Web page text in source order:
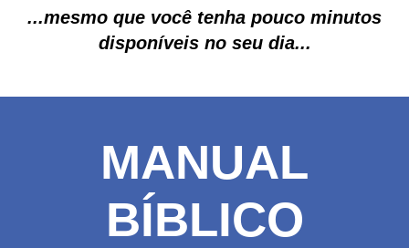
...mesmo que você tenha pouco minutos
disponíveis no seu dia...
MANUAL
BÍBLICO